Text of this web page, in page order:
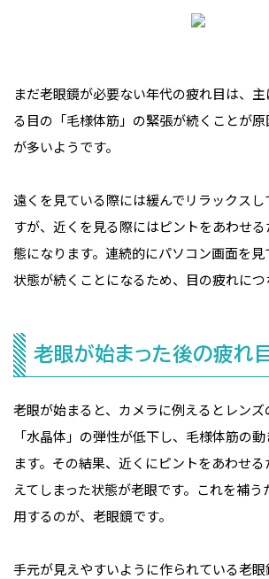
まだ老眼鏡が必要ない年代の疲れ目は、
る目の「毛様体筋」の緊張が続くことが
が多いようです。
遠くを見ている際には緩んでリラックス
すが、近くを見る際にはピントをあわせ
態になります。連続的にパソコン画面を
状態が続くことになるため、目の疲れにつ
老眼が始まった後の疲れ目
老眼が始まると、カメラに例えるとレン
「水晶体」の弾性が低下し、毛様体筋の
ます。その結果、近くにピントをあわせ
えてしまった状態が老眼です。これを補
用するのが、老眼鏡です。
手元が見えやすいように作られている老